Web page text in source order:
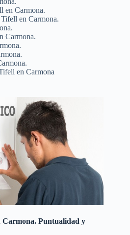
en Carmona.
en Carmona.
Carmona.
en Carmona
Carmona. Puntualidad y